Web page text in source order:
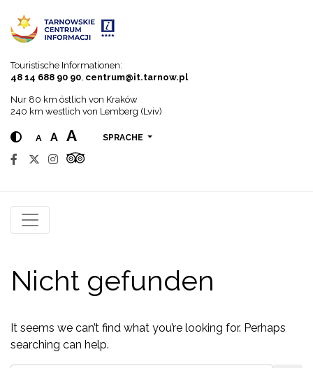
Touristische Informationen:
48 14 688 90 90 centrum@it.tarnow.pl
Nur 80 km östlich von Kraków
240 km westlich von Lemberg (Lviv)
A A A SPRACHE
Nicht gefunden
It seems we can’t find what you’re looking for. Perhaps
searching can help.